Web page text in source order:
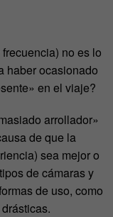
no es lo
haber ocasionado
en el viaje?
arrollador»
de que la
sea mejor o
de cámaras y
de uso, como